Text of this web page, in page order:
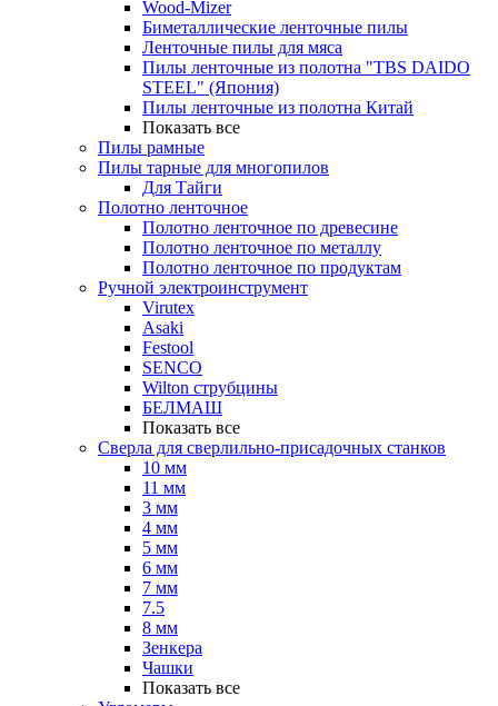
Wood-Mizer
Биметаллические ленточные пилы
Ленточные пилы для мяса
Пилы ленточные из полотна "TBS DAIDO
STEEL" (Япония)
Пилы ленточные из полотна Китай
Показать все
Пилы рамные
Пилы тарные для многопилов
Для Тайги
Полотно ленточное
Полотно ленточное по древесине
Полотно ленточное по металлу
Полотно ленточное по продуктам
Ручной электроинструмент
Virutex
Asaki
Festool
SENCO
Wilton струбцины
БЕЛМАШ
Показать все
Сверла для сверлильно-присадочных станков
10 мм
11 мм
3 мм
4 мм
5 мм
6 мм
7 мм
7.5
8 мм
Зенкера
Чашки
Показать все